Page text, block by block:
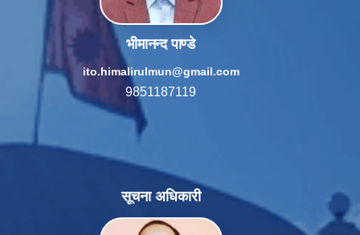
भीमानन्द पाण्डे
ito.himalirulmun@gmail.com
9851187119
सूचना अधिकारी